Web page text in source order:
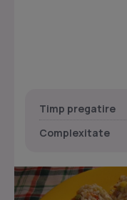
Timp pregatire
Complexitate